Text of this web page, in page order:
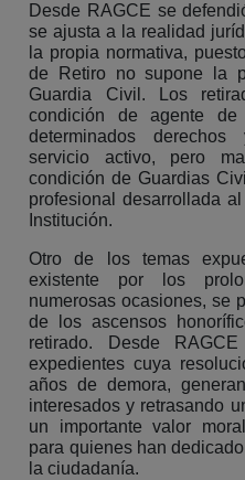
Desde RAGCE se
se ajusta a la realidad
la propia normativa,
de Retiro no supone la
Guardia Civil. Los
condición de agente
determinados
servicio activo, pero
condición de Guardias
profesional desarrollada
Institución.
Otro de los temas
existente por los
numerosas ocasiones, se
de los ascensos
retirado. Desde
expedientes cuya
años de demora,
interesados y retrasando
un importante valor
para quienes han
la ciudadanía.